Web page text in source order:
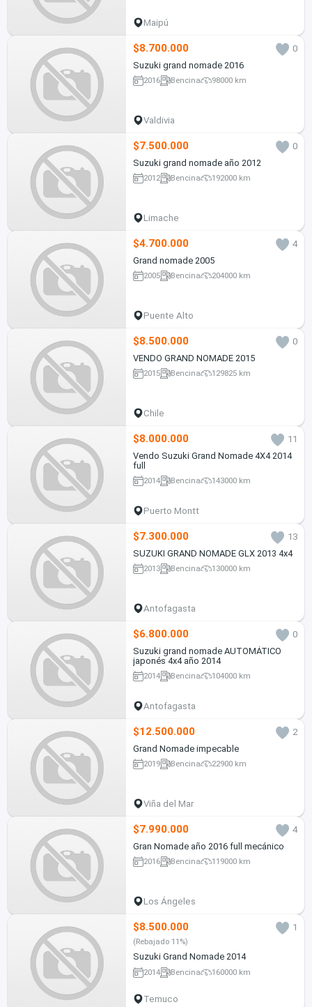
Maipú
$8.700.000
0
Suzuki grand nomade 2016
2016 Bencina 98000 km
Valdivia
$7.500.000
0
Suzuki grand nomade año 2012
2012 Bencina 192000 km
Limache
$4.700.000
4
Grand nomade 2005
2005 Bencina 204000 km
Puente Alto
$8.500.000
0
VENDO GRAND NOMADE 2015
2015 Bencina 129825 km
Chile
$8.000.000
11
Vendo Suzuki Grand Nomade 4X4 2014
full
2014 Bencina 143000 km
Puerto Montt
$7.300.000
13
SUZUKI GRAND NOMADE GLX 2013 4x4
2013 Bencina 130000 km
Antofagasta
$6.800.000
0
Suzuki grand nomade AUTOMÁTICO
japonés 4x4 año 2014
2014 Bencina 104000 km
Antofagasta
$12.500.000
2
Grand Nomade impecable
2019 Bencina 22900 km
Viña del Mar
$7.990.000
4
Gran Nomade año 2016 full mecánico
2016 Bencina 119000 km
Los Ángeles
$8.500.000 1
(Rebajado 11%)
Suzuki Grand Nomade 2014
2014 Bencina 160000 km
Temuco